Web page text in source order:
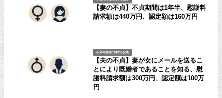
【妻の不貞】不貞期間は1年半、慰謝料
請求額は440万円、認定額は160万円
不貞の判例に関する記事
【夫の不貞】妻が女にメールを送るこ
とにより既婚者であることを知る、慰
謝料請求額は300万円、認定額は100万
円